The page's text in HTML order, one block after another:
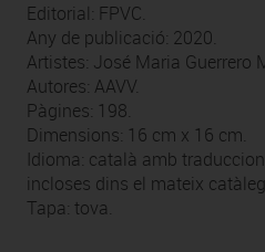
Editorial: FPVC.
Any de publicació: 2020.
Artistes: José Maria Guerrero
Autores: AAVV.
Pàgines: 198.
Dimensions: 16 cm x 16 cm.
Idioma: català amb
incloses dins el mateix
Tapa: tova.